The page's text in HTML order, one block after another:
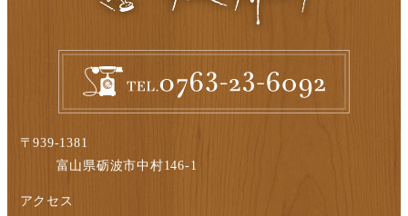
〒939-1381
富山県砺波市中村146-1
アクセス